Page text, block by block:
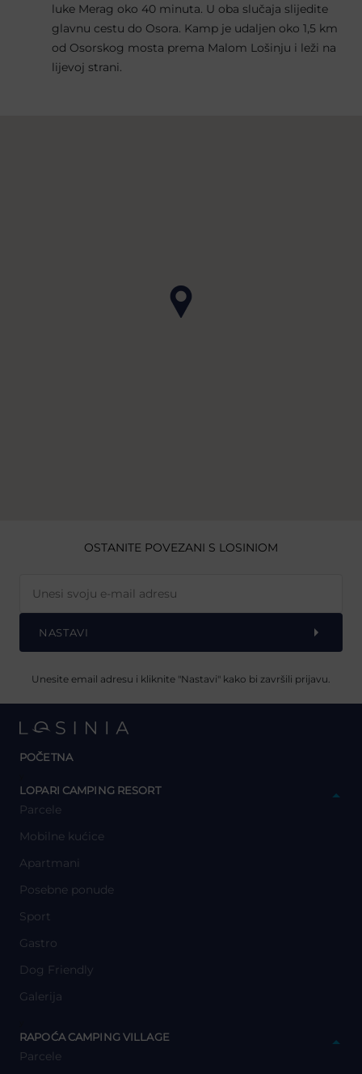
luke Merag oko 40 minuta. U oba slučaja slijedite
glavnu cestu do Osora. Kamp je udaljen oko 1,5 km
od Osorskog mosta prema Malom Lošinju i leži na
lijevoj strani.
OSTANITE POVEZANI S LOSINIOM
NASTAVI
Unesite email adresu i kliknite "Nastavi" kako bi završili prijavu.
POČETNA
LOPARI CAMPING RESORT
Parcele
Mobilne kućice
Apartmani
Posebne ponude
Sport
Gastro
Dog Friendly
Galerija
RAPOĆA CAMPING VILLAGE
Parcele